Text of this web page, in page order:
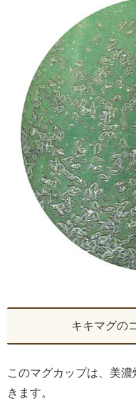
キキマグの
このマグカップは、美
きます。